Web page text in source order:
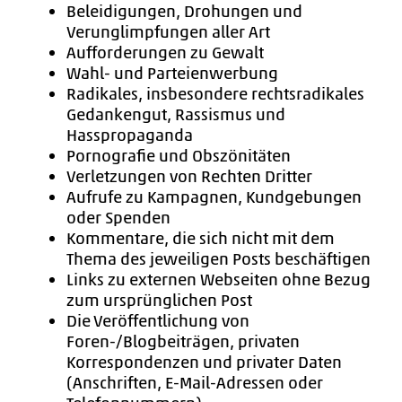
Beleidigungen, Drohungen und
Verunglimpfungen aller Art
Aufforderungen zu Gewalt
Wahl- und Parteienwerbung
Radikales, insbesondere rechtsradikales
Gedankengut, Rassismus und
Hasspropaganda
Pornografie und Obszönitäten
Verletzungen von Rechten Dritter
Aufrufe zu Kampagnen, Kundgebungen
oder Spenden
Kommentare, die sich nicht mit dem
Thema des jeweiligen Posts beschäftigen
Links zu externen Webseiten ohne Bezug
zum ursprünglichen Post
Die Veröffentlichung von
Foren-/Blogbeiträgen, privaten
Korrespondenzen und privater Daten
(Anschriften, E-Mail-Adressen oder